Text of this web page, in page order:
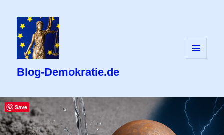
Blog-Demokratie.de
Save